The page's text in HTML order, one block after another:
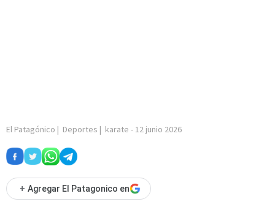
El Patagónico | Deportes | karate - 12 junio 2026
+ Agregar El Patagonico en